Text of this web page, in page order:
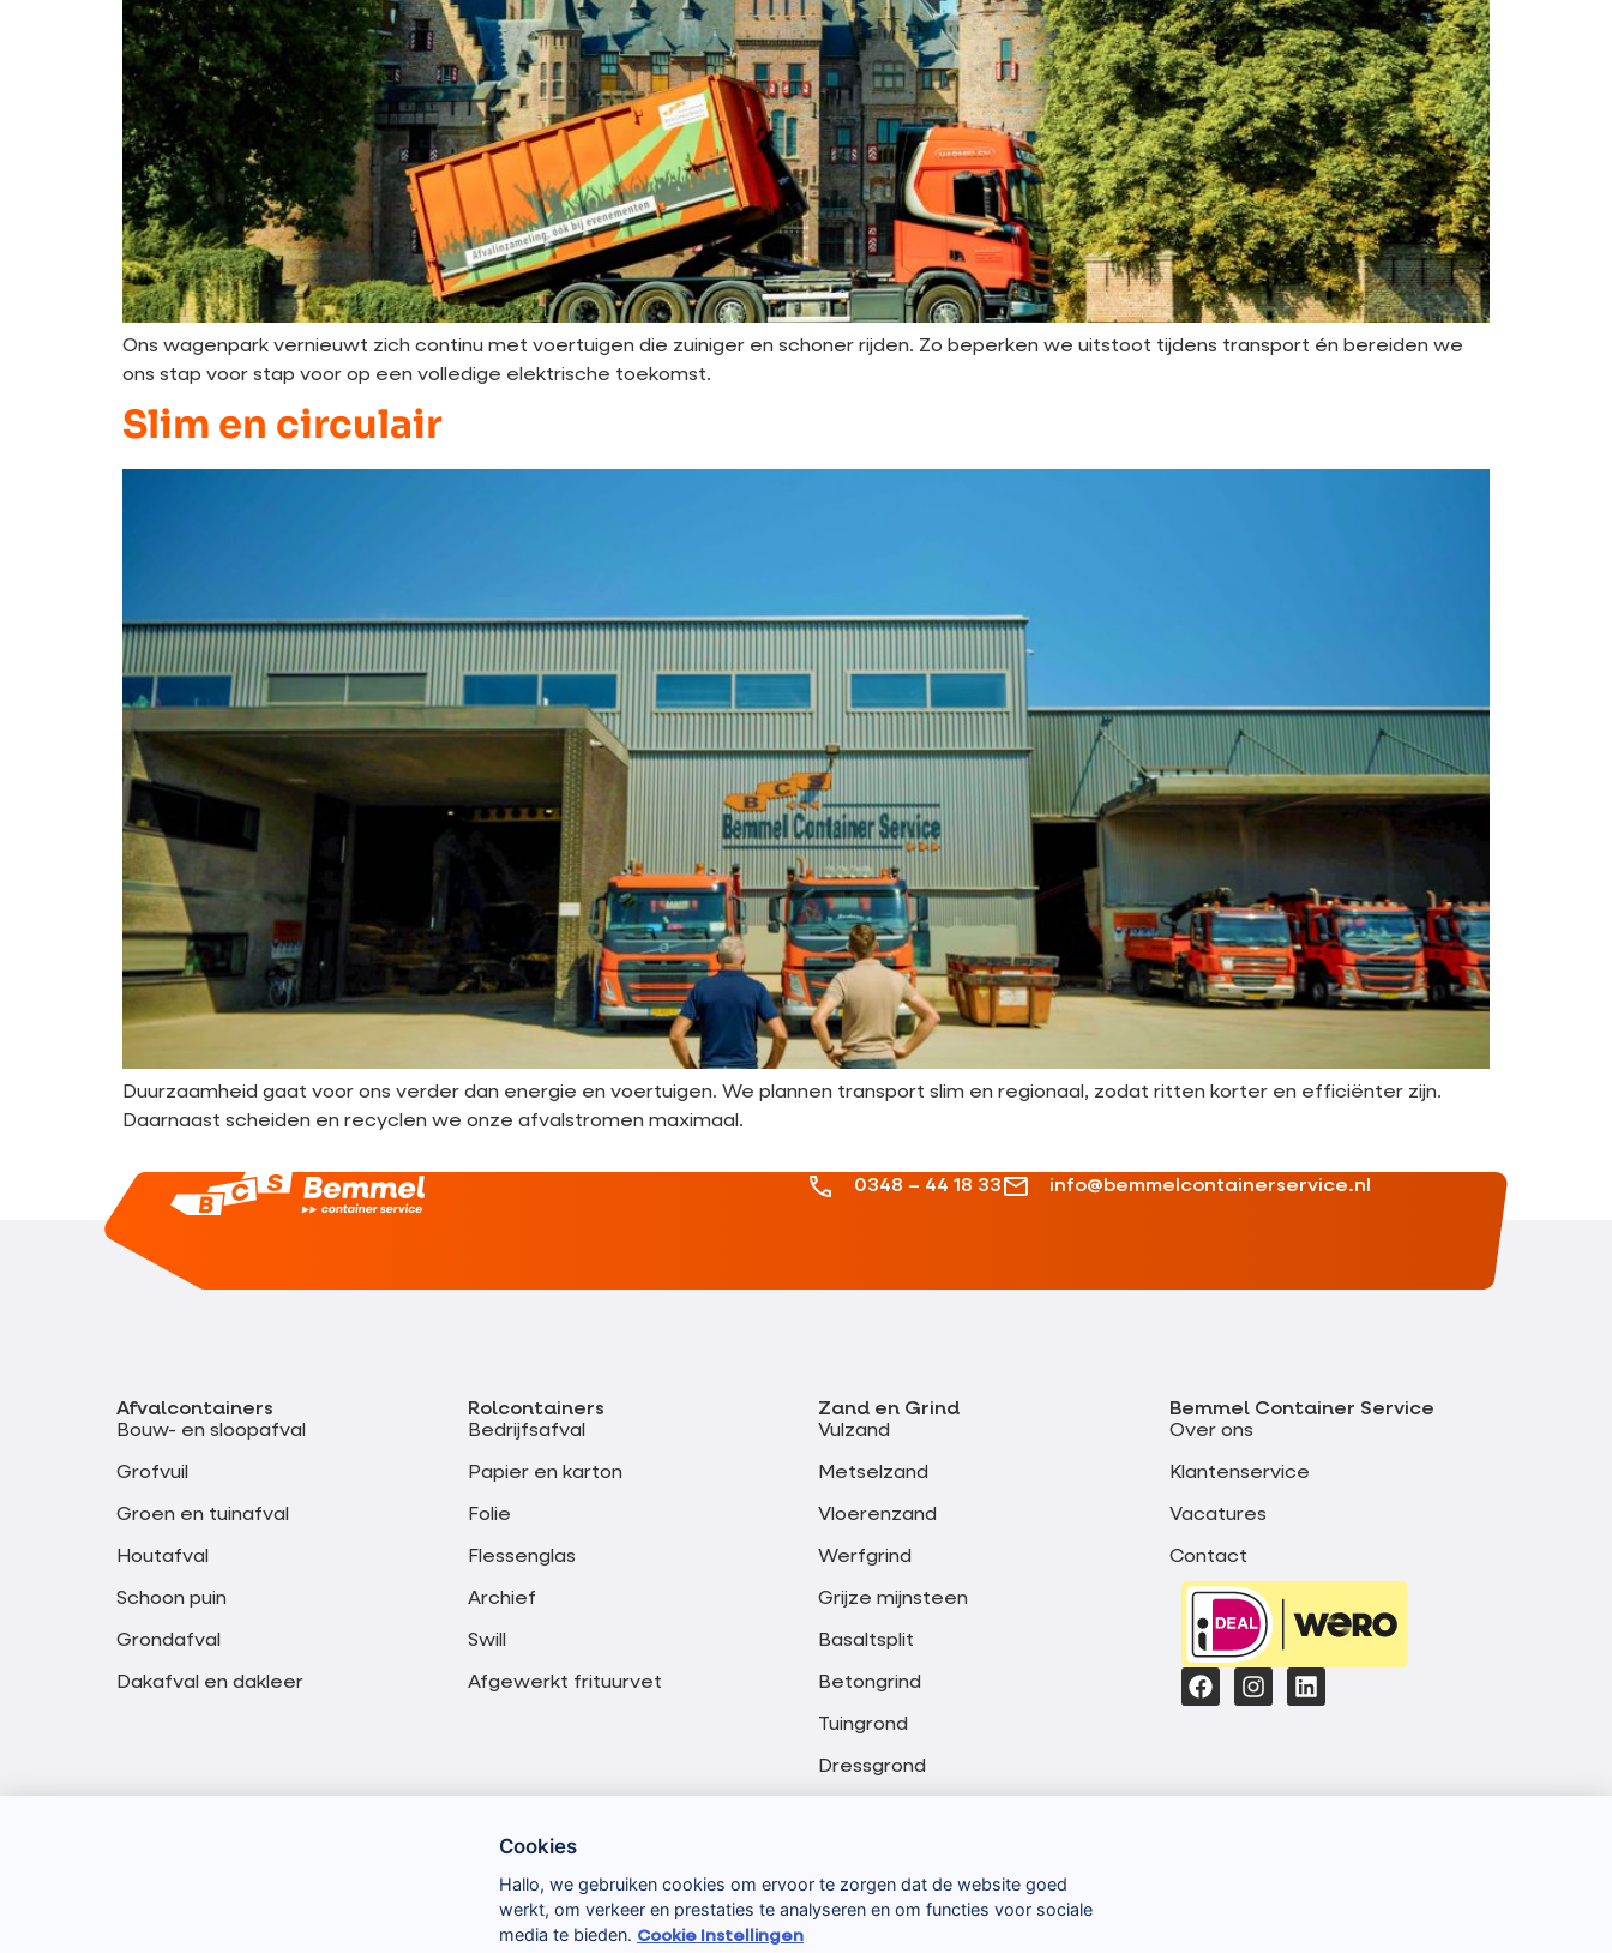
Ons wagenpark vernieuwt zich continu met voertuigen die zuiniger en schoner rijden. Zo beperken we uitstoot tijdens transport én bereiden we
ons stap voor stap voor op een volledige elektrische toekomst.
Slim en circulair
Duurzaamheid gaat voor ons verder dan energie en voertuigen. We plannen transport slim en regionaal, zodat ritten korter en efficiënter zijn.
Daarnaast scheiden en recyclen we onze afvalstromen maximaal.
0348 – 44 18 33 info@bemmelcontainerservice.nl
Afvalcontainers
Bouw- en sloopafval
Grofvuil
Groen en tuinafval
Houtafval
Schoon puin
Grondafval
Dakafval en dakleer
Rolcontainers
Bedrijfsafval
Papier en karton
Folie
Flessenglas
Archief
Swill
Afgewerkt frituurvet
Zand en Grind
Vulzand
Metselzand
Vloerenzand
Werfgrind
Grijze mijnsteen
Basaltsplit
Betongrind
Tuingrond
Dressgrond
Bemmel Container Service
Over ons
Klantenservice
Vacatures
Contact
Cookies
Hallo, we gebruiken cookies om ervoor te zorgen dat de website goed
werkt, om verkeer en prestaties te analyseren en om functies voor sociale
media te bieden. Cookie Instellingen